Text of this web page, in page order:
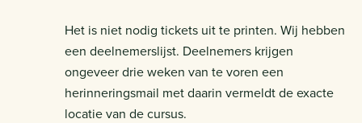
Het is niet nodig tickets uit te printen. Wij hebben
een deelnemerslijst. Deelnemers krijgen
ongeveer drie weken van te voren een
herinneringsmail met daarin vermeldt de exacte
locatie van de cursus.